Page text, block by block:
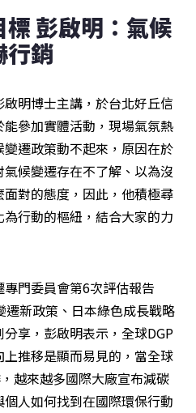
彭啟明：氣候
行銷
啟明博士主講，於台北好丘信
參加實體活動，現場氣氛熱
遷政策動不起來，原因在於
候變遷存在不了解、以為沒
對的態度，因此，他積極尋
行動的樞紐，結合大家的力
門委員會第6次評估報告
遷新政策、日本綠色成長戰略
享，彭啟明表示，全球DGP
推移是顯而易見的，當全球
越來越多國際大廠宣布減碳
人如何找到在國際環保行動